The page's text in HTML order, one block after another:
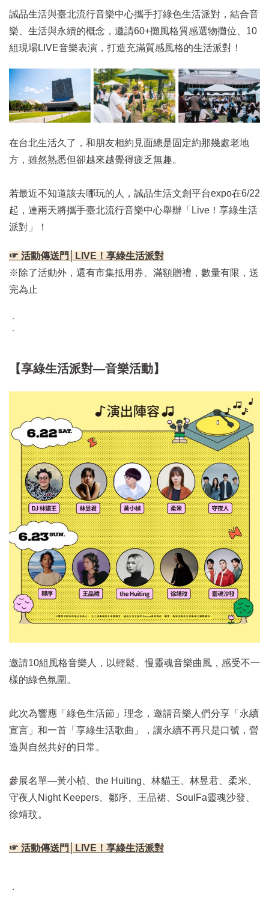
誠品生活與臺北流行音樂中心攜手打綠色生活派對，結合音
樂、生活與永續的概念，邀請60+攤風格質感選物攤位、10
組現場LIVE音樂表演，打造充滿質感風格的生活派對！
在台北生活久了，和朋友相約見面總是固定約那幾處老地
方，雖然熟悉但卻越來越覺得疲乏無趣。
若最近不知道該去哪玩的人，誠品生活文創平台expo在6/22
起，連兩天將攜手臺北流行音樂中心舉辦「Live！享綠生活
派對」！
☞ 活動傳送門│LIVE！享綠生活派對
※除了活動外，還有市集抵用券、滿額贈禮，數量有限，送
完為止
．
．
【享綠生活派對—音樂活動】
邀請10組風格音樂人，以輕鬆、慢靈魂音樂曲風，感受不一
樣的綠色氛圍。
此次為響應「綠色生活節」理念，邀請音樂人們分享「永續
宣言」和一首「享綠生活歌曲」，讓永續不再只是口號，營
造與自然共好的日常。
參展名單—黃小楨、the Huiting、林貓王、林昱君、柔米、
守夜人Night Keepers、鄒序、王品裙、SoulFa靈魂沙發、
徐靖玟。
☞ 活動傳送門│LIVE！享綠生活派對
．